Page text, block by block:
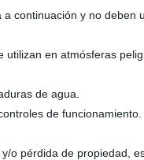
continuación y no
en atmósferas
de agua.
de funcionamiento.
pérdida de propiedad,